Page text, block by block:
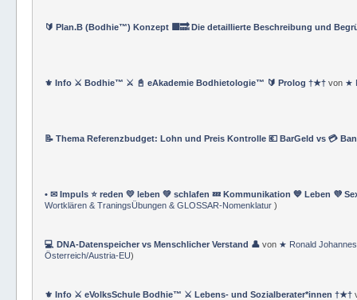
🔰 Plan.B (Bodhie™) Konzept 🟪🔜 Die detaillierte Beschreibung und
⚜ Info ⚔ Bodhie™ ⚔ 📓 eAkademie Bodhietologie™ 🔰 Prolog †★†von ★
📝 Thema Referenzbudget: Lohn und Preis Kontrolle 💶 BarGeld vs 💳
• ✉ Impuls ⭐️ reden 💛 leben 💚 schlafen 💤 Kommunikation 💙 Leben 💜
Wortklären & TraningsÜbungen & GLOSSAR-Nomenklatur)
💻 DNA-Datenspeicher vs Menschlicher Verstand 👤 von ★ Ronald
Österreich/Austria-EU)
⚜ Info ⚔ eVolksSchule Bodhie™ ⚔ Lebens- und Sozialberater*innen †★†